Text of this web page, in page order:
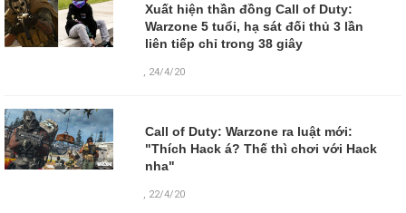
Xuất hiện thần đồng Call of Duty:
Warzone 5 tuổi, hạ sát đối thủ 3 lần
liên tiếp chỉ trong 38 giây
, 24/4/20
Call of Duty: Warzone ra luật mới:
"Thích Hack á? Thế thì chơi với Hack
nha"
, 22/4/20